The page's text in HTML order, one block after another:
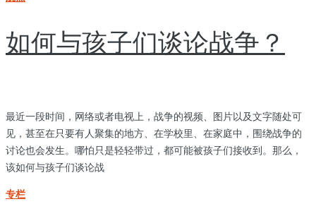
如何与孩子们谈论战争？
最近一段时间，网络或者电视上，战争的视频、图片以及文字随处可
见，甚至在只要有人聚集的地方、在学校里、在家庭中，围绕战争的
讨论也会发生。哪怕只是轻轻带过，都可能被孩子们接收到。那么，
该如何与孩子们谈论战
专栏